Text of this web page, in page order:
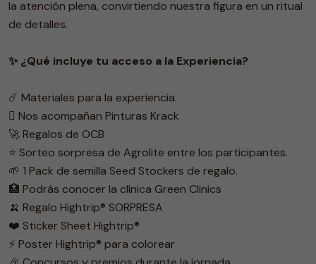
la atención plena, convirtiendo nuestra figura en un ritual
de detalles.
✨ ¿Qué incluye tu acceso a la Experiencia?
☄️ Materiales para la experiencia.
🫟 Nos acompañan Pinturas Krack
🚀 Regalos de OCB
⭐️ Sorteo sorpresa de Agrolite entre los participantes.
🌱 1 Pack de semilla Seed Stockers de regalo.
🏥 Podrás conocer la clínica Green Clinics
🍌 Regalo Hightrip® SORPRESA
❤️ Sticker Sheet Hightrip®
⚡ Poster Hightrip® para colorear